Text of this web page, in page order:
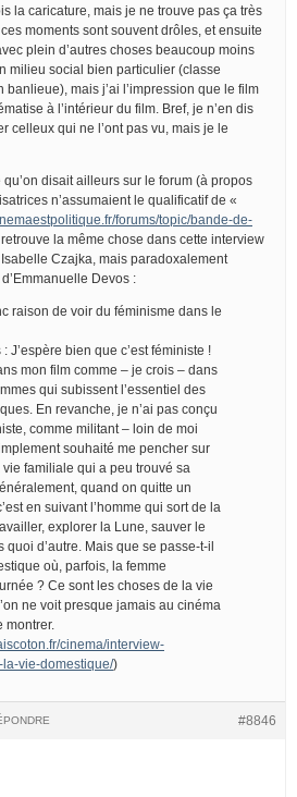
la caricature, mais je ne trouve pas ça très
moments sont souvent drôles, et ensuite
plein d’autres choses beaucoup moins
milieu social bien particulier (classe
mais j’ai l’impression que le film
à l’intérieur du film. Bref, je n’en dis
celleux qui ne l’ont pas vu, mais je le
disait ailleurs sur le forum (à propos
n’assumaient le qualificatif de «
forums/topic/bande-de-
la même chose dans cette interview
Czajka, mais paradoxalement
Devos :
raison de voir du féminisme dans le
J’espère bien que c’est féministe !
mon film comme – je crois – dans
qui subissent l’essentiel des
En revanche, je n’ai pas conçu
comme militant – loin de moi
souhaité me pencher sur
familiale qui a peu trouvé sa
quand on quitte un
en suivant l’homme qui sort de la
explorer la Lune, sauver le
quoi d’autre. Mais que se passe-t-il
où, parfois, la femme
? Ce sont les choses de la vie
ne voit presque jamais au cinéma
montrer.
cinema/interview-
vie-domestique/)
#8846